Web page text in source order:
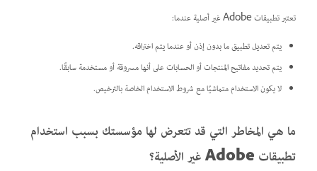
تعتبر تطبيقات Adobe غير أصلية عندما:
يتم تعديل تطبيق ما بدون إذن أو عندما يتم اختراقه.
يتم تحديد مفاتيح المنتجات أو الحسابات على أنها مسروقة أو مستخدمة سابقًا.
لا يكون الاستخدام متماشيًا مع شروط الاستخدام الخاصة بالترخيص.
ما هي المخاطر التي قد تتعرض لها مؤسستك بسبب استخدام
تطبيقات Adobe غير الأصلية؟